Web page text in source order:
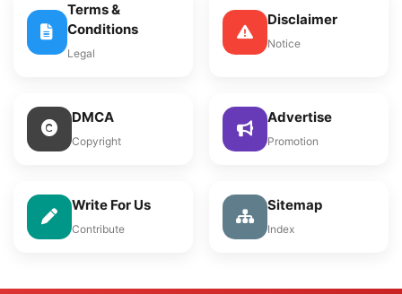
Terms &
Conditions
Legal
Disclaimer
Notice
DMCA
Copyright
Advertise
Promotion
Write For Us
Contribute
Sitemap
Index